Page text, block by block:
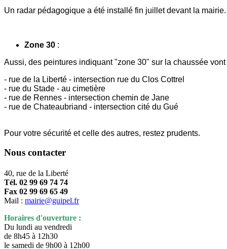
Un radar pédagogique a été installé fin juillet devant la
Zone 30 :
Aussi, des peintures indiquant "zone 30" sur la chaussée
- rue de la Liberté - intersection rue du Clos Cottrel
- rue du Stade - au cimetière
- rue de Rennes - intersection chemin de Jane
- rue de Chateaubriand - intersection cité du Gué
Pour votre sécurité et celle des autres, restez prudents.
Nous contacter
40, rue de la Liberté
Tél. 02 99 69 74 74
Fax 02 99 69 65 49
Mail : mairie@guipel.fr
Horaires d'ouverture :
Du lundi au vendredi
de 8h45 à 12h30
le samedi de 9h00 à 12h00